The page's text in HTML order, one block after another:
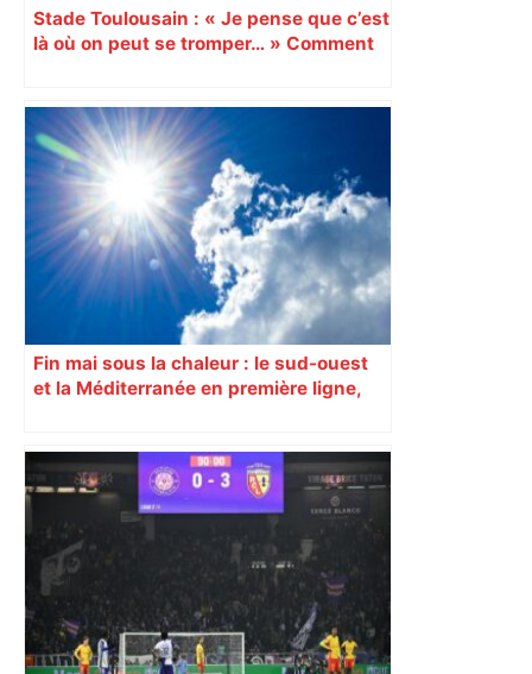
Stade Toulousain : « Je pense que c’est
là où on peut se tromper… » Comment
l’approche de la fin du Top 14 ?
Fin mai sous la chaleur : le sud-ouest
et la Méditerranée en première ligne,